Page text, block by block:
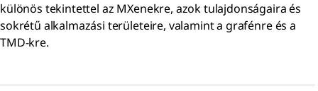
különös tekintettel az MXenekre, azok tulajdonságaira és
sokrétű alkalmazási területeire, valamint a grafénre és a
TMD-kre.